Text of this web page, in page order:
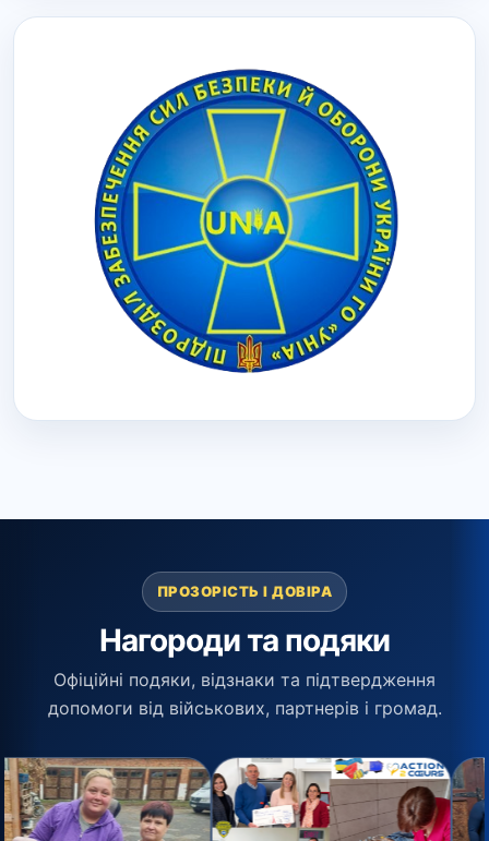
ПРОЗОРІСТЬ І ДОВІРА
Нагороди та подяки
Офіційні подяки, відзнаки та підтвердження
допомоги від військових, партнерів і громад.